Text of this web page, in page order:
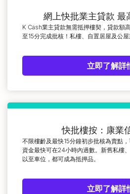
網上快批業主貸款 最
K Cash業主貸款無需抵押樓契，貸款額
至15分完成批核！私樓、自置居屋及公屋
立即了解詳
快批樓按：康業
不限樓齡及最快15分鐘初步批核為賣點
資金最快可在24小時內過數。新舊私樓
以至車位，都可成為抵押品。
立即了解詳